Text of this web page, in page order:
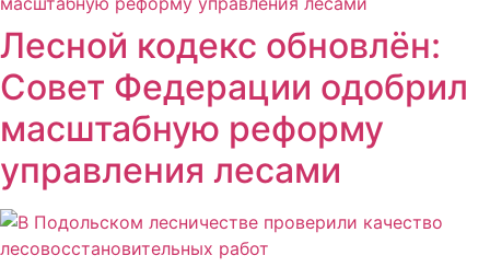
Лесной кодекс обновлён:
Совет Федерации одобрил
масштабную реформу
управления лесами